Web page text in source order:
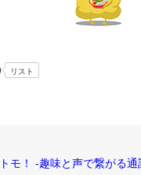
リスト
トモ！ -趣味と声で繋がる